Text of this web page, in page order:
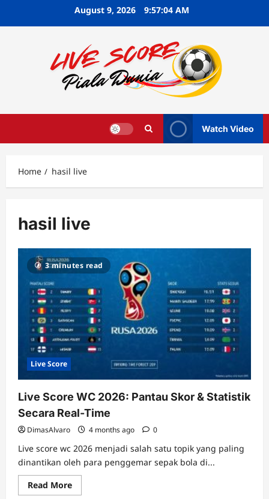
August 9, 2026 9:57:04 AM
Watch Video
Home hasil live
hasil live
3 minutes read
Live Score
Live Score WC 2026: Pantau Skor & Statistik
Secara Real-Time
DimasAlvaro 4 months ago 0
Live score wc 2026 menjadi salah satu topik yang paling
dinantikan oleh para penggemar sepak bola di...
Read MoreRead
more